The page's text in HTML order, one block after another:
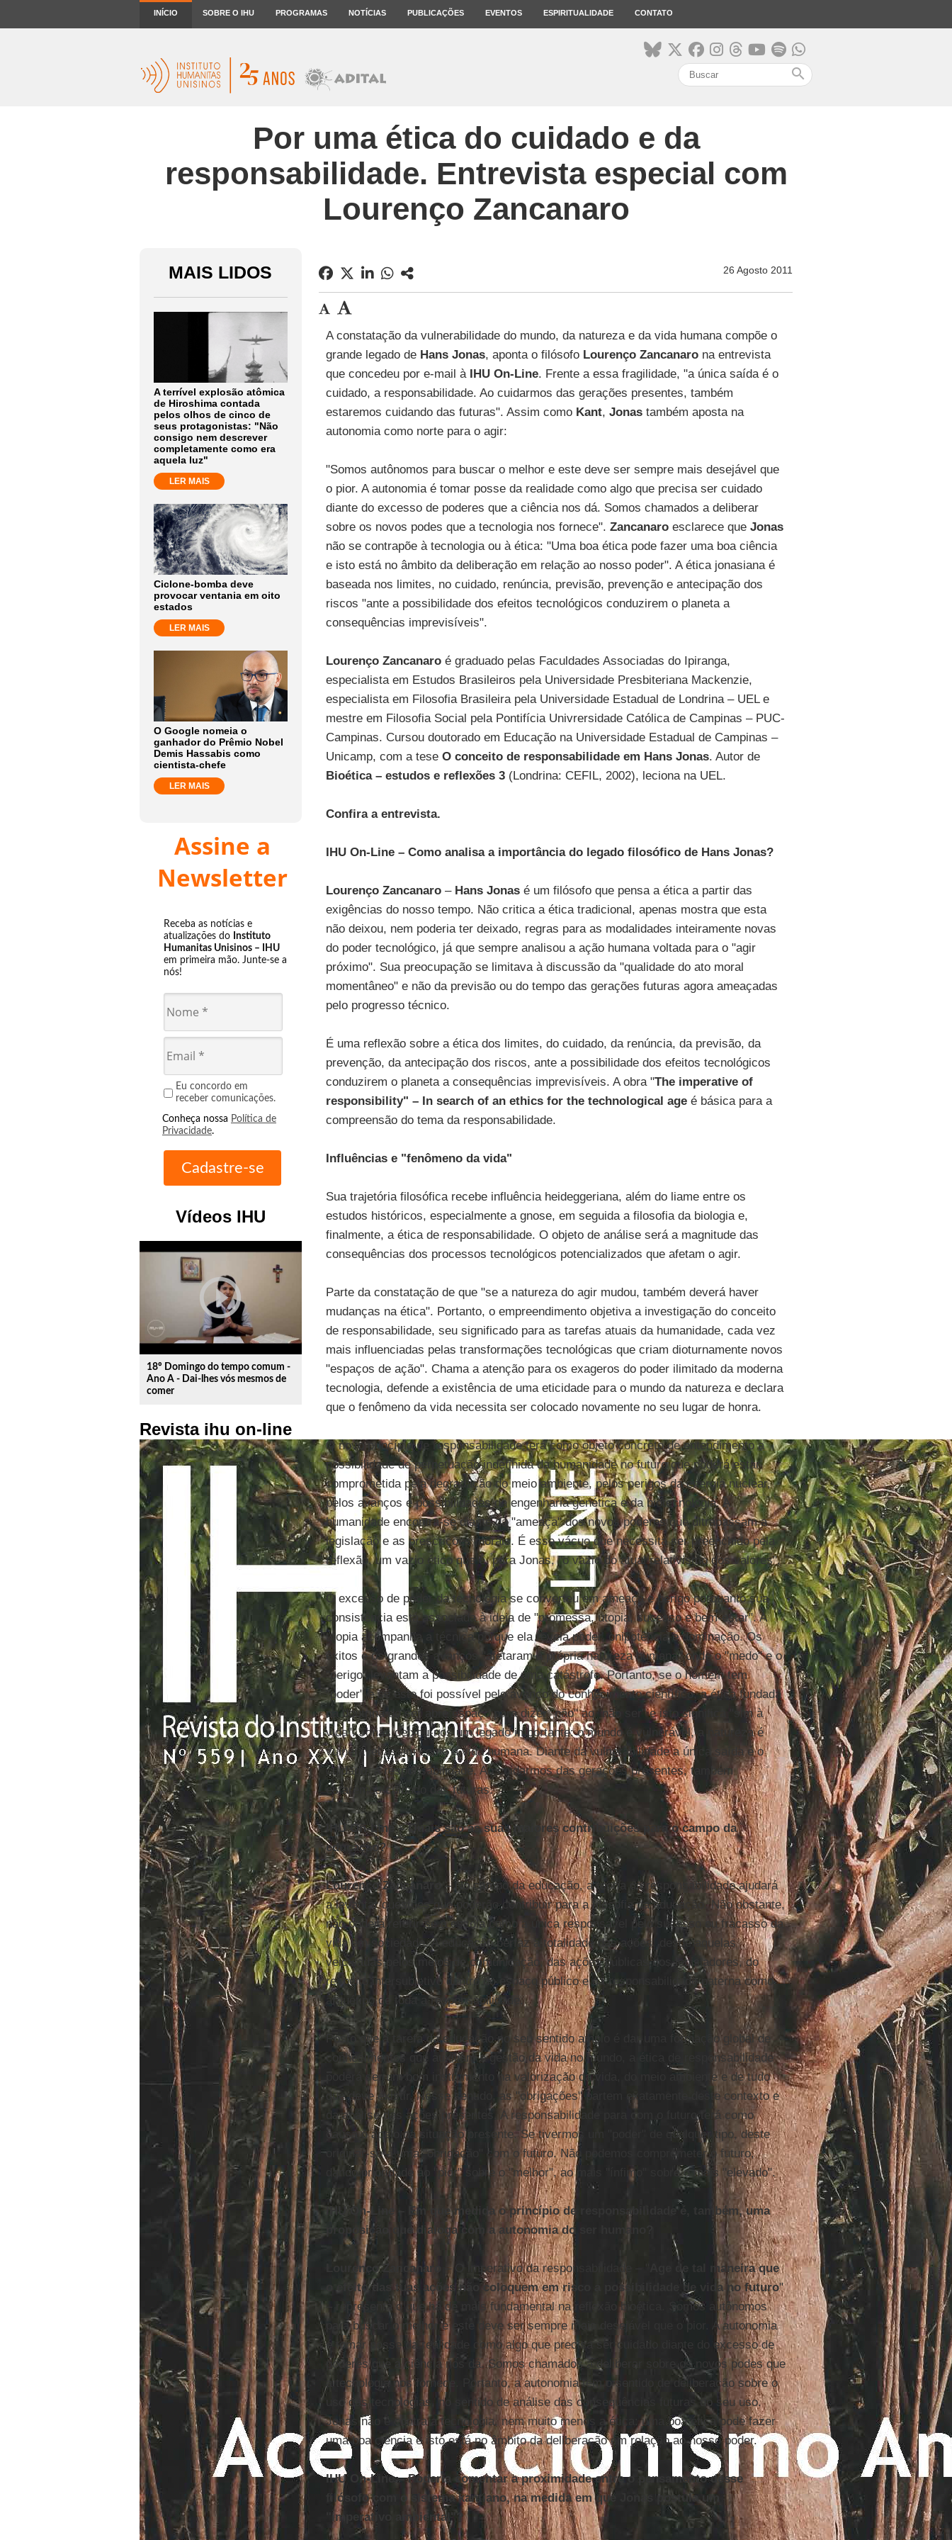
INÍCIO SOBRE O IHU PROGRAMAS NOTÍCIAS PUBLICAÇÕES EVENTOS ESPIRITUALIDADE CONTATO
search
Por uma ética do cuidado e da
responsabilidade. Entrevista especial com
Lourenço Zancanaro
MAIS LIDOS
A terrível explosão atômica
de Hiroshima contada
pelos olhos de cinco de
seus protagonistas: "Não
consigo nem descrever
completamente como era
aquela luz"
LER MAIS
Ciclone-bomba deve
provocar ventania em oito
estados
LER MAIS
O Google nomeia o
ganhador do Prêmio Nobel
Demis Hassabis como
cientista-chefe
LER MAIS
Assine a
Newsletter
Receba as notícias e
atualizações do Instituto
Humanitas Unisinos – IHU
em primeira mão. Junte-se a
nós!
Eu concordo em
receber comunicações.
Conheça nossa Política de
Privacidade.
Vídeos IHU
play_circle_outline
18º Domingo do tempo comum -
Ano A - Dai-lhes vós mesmos de
comer
Revista ihu on-line
26 Agosto 2011
A constatação da vulnerabilidade do mundo, da natureza e da vida humana compõe o
grande legado de Hans Jonas, aponta o filósofo Lourenço Zancanarona entrevista
que concedeu por e-mail à IHU On-Line. Frente a essa fragilidade, "a única saída é o
cuidado, a responsabilidade. Ao cuidarmos das gerações presentes, também
estaremos cuidando das futuras". Assim como Kant, Jonas também aposta na
autonomia como norte para o agir:
"Somos autônomos para buscar o melhor e este deve ser sempre mais desejável que
o pior. A autonomia é tomar posse da realidade como algo que precisa ser cuidado
diante do excesso de poderes que a ciência nos dá. Somos chamados a deliberar
sobre os novos podes que a tecnologia nos fornece". Zancanaro esclarece que Jonas
não se contrapõe à tecnologia ou à ética: "Uma boa ética pode fazer uma boa ciência
e isto está no âmbito da deliberação em relação ao nosso poder". A ética jonasiana é
baseada nos limites, no cuidado, renúncia, previsão, prevenção e antecipação dos
riscos "ante a possibilidade dos efeitos tecnológicos conduzirem o planeta a
consequências imprevisíveis".
Lourenço Zancanaroé graduado pelas Faculdades Associadas do Ipiranga,
especialista em Estudos Brasileiros pela Universidade Presbiteriana Mackenzie,
especialista em Filosofia Brasileira pela Universidade Estadual de Londrina – UEL e
mestre em Filosofia Social pela Pontifícia Univrersidade Católica de Campinas – PUC-
Campinas. Cursou doutorado em Educação na Universidade Estadual de Campinas –
Unicamp, com a tese O conceito de responsabilidade em Hans Jonas. Autor de
Bioética – estudos e reflexões 3(Londrina: CEFIL, 2002), leciona na UEL.
Confira a entrevista.
IHU On-Line – Como analisa a importância do legado filosófico de Hans Jonas?
Lourenço Zancanaro– Hans Jonas é um filósofo que pensa a ética a partir das
exigências do nosso tempo. Não critica a ética tradicional, apenas mostra que esta
não deixou, nem poderia ter deixado, regras para as modalidades inteiramente novas
do poder tecnológico, já que sempre analisou a ação humana voltada para o "agir
próximo". Sua preocupação se limitava à discussão da "qualidade do ato moral
momentâneo" e não da previsão ou do tempo das gerações futuras agora ameaçadas
pelo progresso técnico.
É uma reflexão sobre a ética dos limites, do cuidado, da renúncia, da previsão, da
prevenção, da antecipação dos riscos, ante a possibilidade dos efeitos tecnológicos
conduzirem o planeta a consequências imprevisíveis. A obra "The imperative of
responsibility" – In search of an ethics for the technological ageé básica para a
compreensão do tema da responsabilidade.
Influências e "fenômeno da vida"
Sua trajetória filosófica recebe influência heideggeriana, além do liame entre os
estudos históricos, especialmente a gnose, em seguida a filosofia da biologia e,
finalmente, a ética de responsabilidade. O objeto de análise será a magnitude das
consequências dos processos tecnológicos potencializados que afetam o agir.
Parte da constatação de que "se a natureza do agir mudou, também deverá haver
mudanças na ética". Portanto, o empreendimento objetiva a investigação do conceito
de responsabilidade, seu significado para as tarefas atuais da humanidade, cada vez
mais influenciadas pelas transformações tecnológicas que criam dioturnamente novos
"espaços de ação". Chama a atenção para os exageros do poder ilimitado da moderna
tecnologia, defende a existência de uma eticidade para o mundo da natureza e declara
que o fenômeno da vida necessita ser colocado novamente no seu lugar de honra.
O novo princípio de responsabilidade terá como objeto concreto de entendimento a
possibilidade de perpetuação indefinida da humanidade no futuro que poderá estar
comprometida pela degradação do meio ambiente, pelos perigos da energia nuclear,
pelos avanços e possibilidades da engenharia genética e da biotecnologia. A
humanidade encontra-se diante da "ameaça" dos novos poderes que ultrapassam a
legislação e as prescrições morais. É esse vácuo que necessita ser preenchido pela
reflexão, um vazio ético que é, para Jonas, "o vazio do atual relativismo dos valores".
O excesso de poder da tecnologia se converteu em ameaça e perigo porquanto sua
consistência está associada à ideia de "promessa, utopia, sucesso e bem-estar". A
utopia acompanha a técnica porque ela revela poder, onipotência e dominação. Os
êxitos e os grandes avanços "afetaram a própria natureza humana" onde o "medo" e o
"perigo" levantam a possibilidade de uma catástrofe. Portanto, se o homem tem
"poder" e se este foi possível pelo avanço do conhecimento científico, a ética fundada
na doutrina do ser abre espaço para dizer "não" ao "não ser" e isto significa "sim à
vida". Jonas deixou-nos um legado importante: o mundo é vulnerável, a natureza é
vulnerável assim como a vida humana. Diante da vulnerabilidade a única saída é o
cuidado, a responsabilidade. Ao cuidarmos das gerações presentes, também
estaremos cuidado das futuras.
IHU On-Line – Quais são as suas maiores contribuições para o campo da
educação?
Lourenço Zancanaro
– No campo da educação, a teoria da responsabilidade ajudará
a levantar questões que poderão contribuir para a filosofia da educação. Não obstante,
não poderá referir-se à escola como a única responsável pelo sucesso ou fracasso da
vida em sociedade. A educação perfaz a totalidade das ações, desde aquelas
veiculadas pelos meios de comunicação, das ações públicas dos legisladores, do
respeito intersubjetivo dentro do espaço público e da responsabilidade paterna como
arquétipo de toda a responsabilidade.
Posto que a tarefa da educação no seu sentido amplo é dar uma formação global de
conhecimentos que auxiliam a gestão da vida no mundo, a ética de responsabilidade
poderá ser um bom instrumento na valorização da vida, do meio ambiente e de tudo
que deve existir. Nesse sentido, as "obrigações" partem exatamente deste contexto e
da análise das ações presentes. A responsabilidade para com o futuro terá como
causa o apelo da situação presente. Se tivermos um "poder" de qualquer tipo, deste
originar-se-á uma "obrigação" com o futuro. Não podemos comprometer o futuro,
dando prioridade ao "pior" sobre o "melhor", ao mais "ínfimo" sobre o mais "elevado".
IHU On-Line – Em que medida o princípio de responsabilidade é, também, uma
proposição que dialoga com a autonomia do ser humano?
Lourenço Zancanaro – O imperativo da responsabilidade – "
Age de tal maneira que
o efeito das tuas ações não coloquem em risco a possibilidade de vida no futuro"
– representa o que há de mais fundamental na reflexão bioética. Somos autônomos
para buscar o melhor e este deve ser sempre mais desejável que o pior. A autonomia
é tomar posse da realidade como algo que precisa ser cuidado diante do excesso de
poderes que a ciência nos dá. Somos chamados a deliberar sobre os novos podes que
a tecnologia nos fornece. Portanto, a autonomia tem o sentido de deliberação sobre o
uso das tecnologias, no sentido de análise das consequências futuras do seu uso.
Jonas não é contra a tecnologia, nem muito menos a ética: uma boa ética pode fazer
uma boa ciência e isto está no âmbito da deliberação em relação ao nosso poder.
IHU On-Line – Poderia comentar a proximidade entre o pensamento desse
filósofo com o sistema kantiano, na medida em que Jonas postula um
"imperativo ambiental"?